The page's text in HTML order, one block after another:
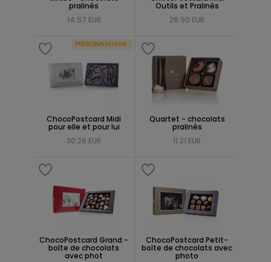
pralinés
14.57 EUR
Outils et Pralinés
26.90 EUR
PERSONNALISABLE
ChocoPostcard Midi
pour elle et pour lui
30.26 EUR
Quartet - chocolats
pralinés
11.21 EUR
ChocoPostcard Grand -
boîte de chocolats
avec phot
ChocoPostcard Petit-
boîte de chocolats avec
photo